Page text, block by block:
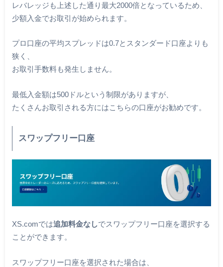
レバレッジも上述した通り最大2000倍となっているため、
少額入金でお取引が始められます。
プロ口座の平均スプレッドは0.7とスタンダード口座よりも
狭く、
お取引手数料も発生しません。
最低入金額は500ドルという制限がありますが、
たくさんお取引される方にはこちらの口座がお勧めです。
スワップフリー口座
XS.comでは追加料金なしでスワップフリー口座を選択する
ことができます。
スワップフリー口座を選択された場合は、